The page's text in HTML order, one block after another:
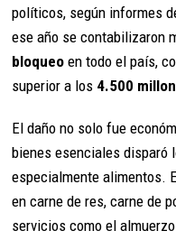
políticos, según informes
ese año se contabilizaron
bloqueo en todo el país,
superior a los 4.500
El daño no solo fue
bienes esenciales disparó
especialmente alimentos.
en carne de res, carne de
servicios como el